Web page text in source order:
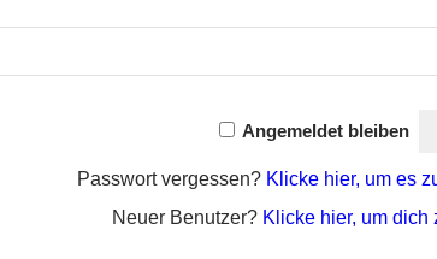
Angemeldet bleiben
Passwort vergessen? Klicke hier, um es
Neuer Benutzer? Klicke hier, um dich